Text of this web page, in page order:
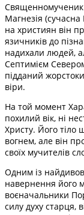
Священномученик
Магнезія
на християн він
язичників до
надихали людей,
Септимієм
підданий
віри.
На той момент
похилий вік, ні
Христу. Його тіло
вогнем, але він
своїх мучителів
Одним із
навернення його
воєначальники
силу духу старця,